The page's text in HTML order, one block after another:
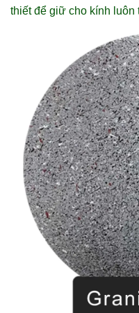
thiết để giữ cho kính luôn